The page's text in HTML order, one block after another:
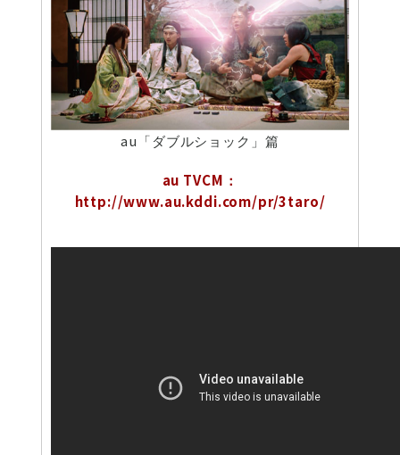
au「ダブルショック」篇
au TVCM：
http://www.au.kddi.com/pr/3taro/